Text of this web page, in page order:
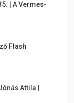
| A Vermes-
Flash
Attila |